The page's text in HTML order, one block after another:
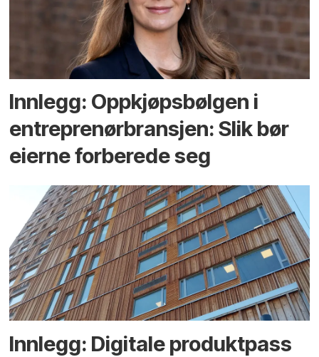
Innlegg: Oppkjøps­bølgen i
entreprenør­bransjen: Slik bør
eierne forberede seg
Innlegg: Digitale produktpass